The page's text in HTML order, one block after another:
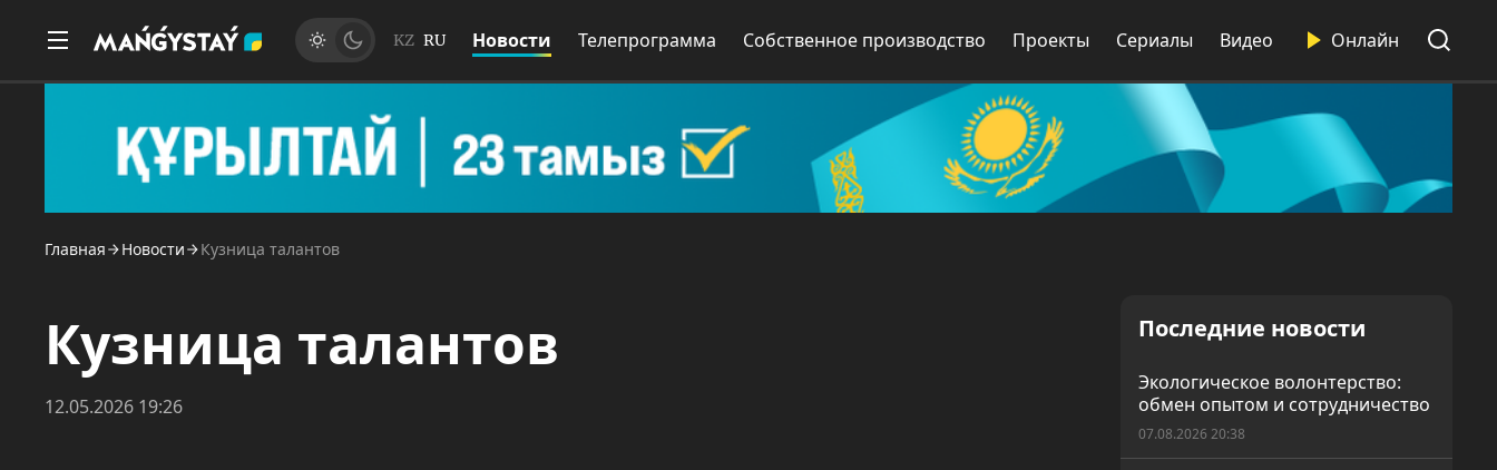
KZ RU Новости Телепрограмма Собственное производство Проекты Сериалы Видео Онлайн
Главная Новости Кузница талантов
Кузница талантов
12.05.2026 19:26
Последние новости
Экологическое волонтерство:
обмен опытом и сотрудничество
07.08.2026 20:38